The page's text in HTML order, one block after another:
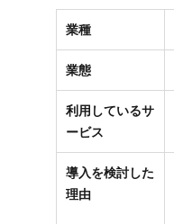
業種
業態
利用しているサ
ービス
導入を検討した
理由